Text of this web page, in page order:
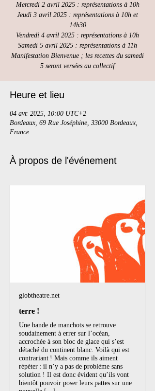
Mercredi 2 avril 2025 : représentations à 10h
Jeudi 3 avril 2025 : représentations à 10h et
14h30
Vendredi 4 avril 2025 : représentations à 10h
Samedi 5 avril 2025 : représentations à 11h
Manifestation Bienvenue ; les recettes du samedi
Heure et lieu
04 avr. 2025, 10:00 UTC+2
Bordeaux, 69 Rue Joséphine, 33000 Bordeaux,
France
À propos de l'événement
globtheatre.net
terre !
Une bande de manchots se retrouve
soudainement à errer sur l’océan,
accrochée à son bloc de glace qui s’est
détaché du continent blanc. Voilà qui est
contrariant ! Mais comme ils aiment
répéter : il n’y a pas de problème sans
solution ! Il est donc évident qu’ils vont
bientôt pouvoir poser leurs pattes sur une